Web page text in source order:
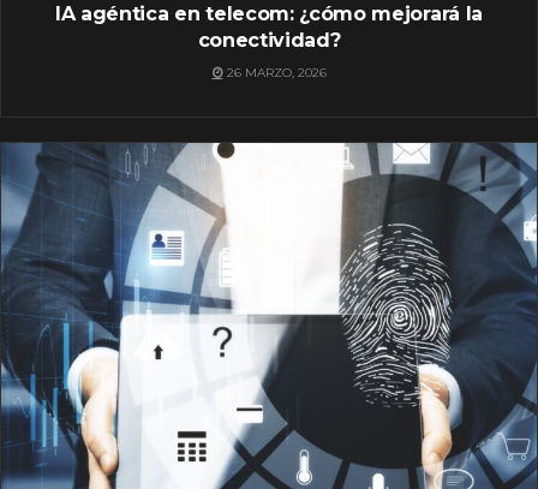
IA agéntica en telecom: ¿cómo mejorará la
conectividad?
26 MARZO, 2026